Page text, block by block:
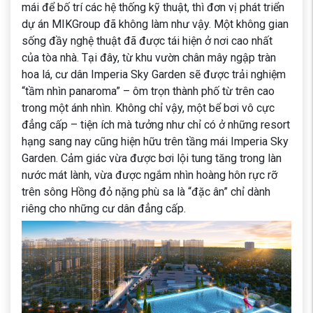
mái để bố trí các hệ thống kỹ thuật, thì đơn vị phát triển
dự án MIKGroup đã không làm như vậy. Một không gian
sống đầy nghệ thuật đã được tái hiện ở nơi cao nhất
của tòa nhà. Tại đây, từ khu vườn chân mây ngập tràn
hoa lá, cư dân Imperia Sky Garden sẽ được trải nghiệm
“tầm nhìn panaroma” – ôm trọn thành phố từ trên cao
trong một ánh nhìn. Không chỉ vậy, một bể bơi vô cực
đẳng cấp – tiện ích mà tưởng như chỉ có ở những resort
hạng sang nay cũng hiện hữu trên tầng mái Imperia Sky
Garden. Cảm giác vừa được bơi lội tung tăng trong làn
nước mát lành, vừa được ngắm nhìn hoàng hôn rực rỡ
trên sông Hồng đỏ nặng phù sa là “đặc ân” chỉ dành
riêng cho những cư dân đẳng cấp.